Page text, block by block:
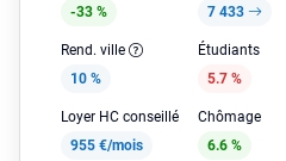
-33 % 7 433
Rend. ville
10 %
Étudiants
5.7 %
Loyer HC conseillé
955 €/mois
Chômage
6.6 %